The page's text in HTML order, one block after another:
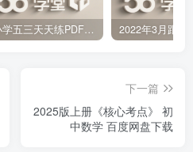
小学五三天天练PDF（压缩打包）百度网盘分享下载
下一篇
2025版上册《核心考点》 初
中数学 百度网盘下载